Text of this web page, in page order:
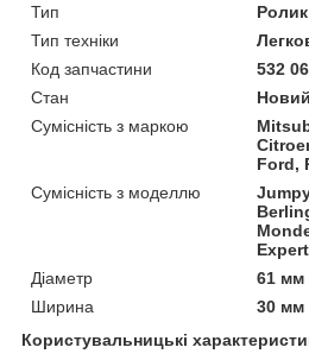
Тип
Ролик
Тип техніки
Код запчастини
532
Стан
Новий
Сумісність з маркою
Ford,
Сумісність з моделлю
Діаметр
61 мм
Ширина
30 мм
Користувальницькі